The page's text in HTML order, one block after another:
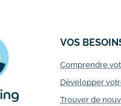
VOS
Comprendre
Développer
Trouver de